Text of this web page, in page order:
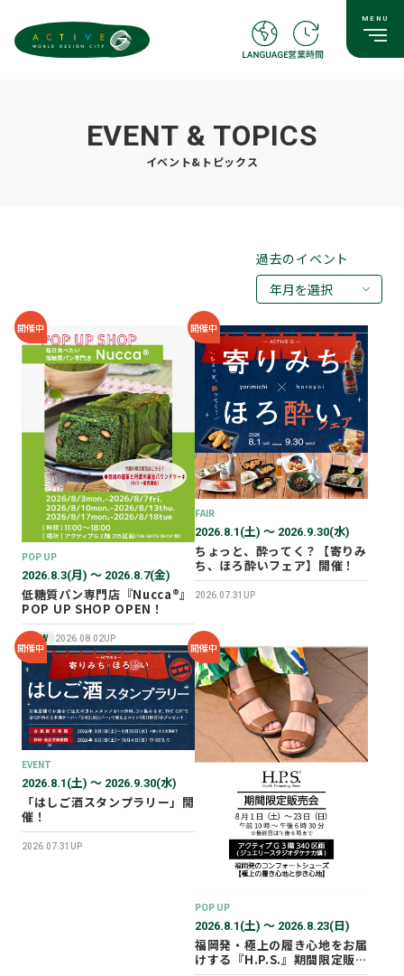
EVENT & TOPICS
イベント&トピックス
過去のイベント
年月を選択
2026年07月
2026年05月
2026年03月
2026年02月
2025年12月
2025年11月
2025年10月
開催中
POP UP
2026.8.3(月) 〜 2026.8.7(金)
低糖質パン専門店『Nucca®』
POP UP SHOP OPEN！
NEW 2026.08.02UP
開催中
FAIR
2026.8.1(土) 〜 2026.9.30(水)
ちょっと、酔ってく？【寄りみ
ち、ほろ酔いフェア】開催！
2026.07.31UP
開催中
EVENT
2026.8.1(土) 〜 2026.9.30(水)
「はしご酒スタンプラリー」開
催！
2026.07.31UP
開催中
POP UP
2026.8.1(土) 〜 2026.8.23(日)
福岡発・極上の履き心地をお届
けする『H.P.S.』期間限定販売